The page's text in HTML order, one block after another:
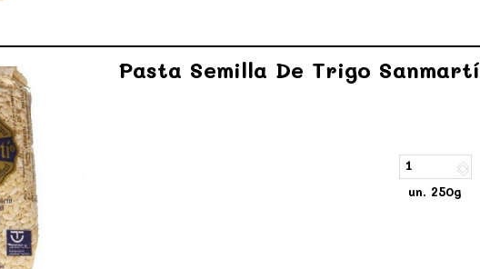
Pasta Semilla De Trigo Sanmartí
un. 250g